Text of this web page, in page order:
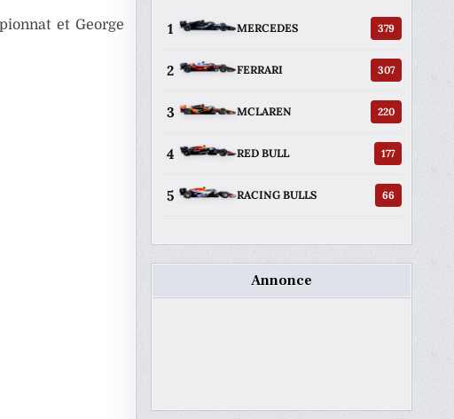
et George
1 MERCEDES 379
2 FERRARI 307
3 MCLAREN 220
4 RED BULL 177
5 RACING BULLS 66
Annonce